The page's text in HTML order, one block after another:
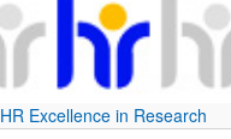
HR Excellence in Research